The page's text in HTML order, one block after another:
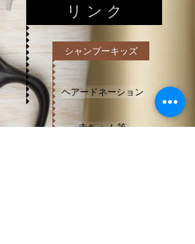
リ ン ク
シャンプーキッズ
ヘアードネーション
赤ちゃん筆